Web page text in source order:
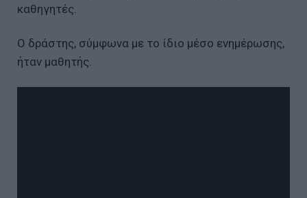
καθηγητές.
Ο δράστης, σύμφωνα με το ίδιο μέσο ενημέρωσης,
ήταν μαθητής.